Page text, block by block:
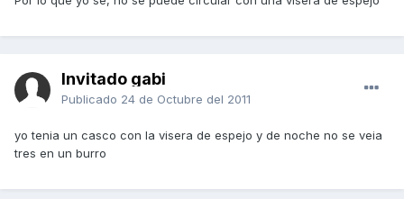
Invitado gabi
Publicado 24 de Octubre del 2011
yo tenia un casco con la visera de espejo y de noche no se veia
tres en un burro